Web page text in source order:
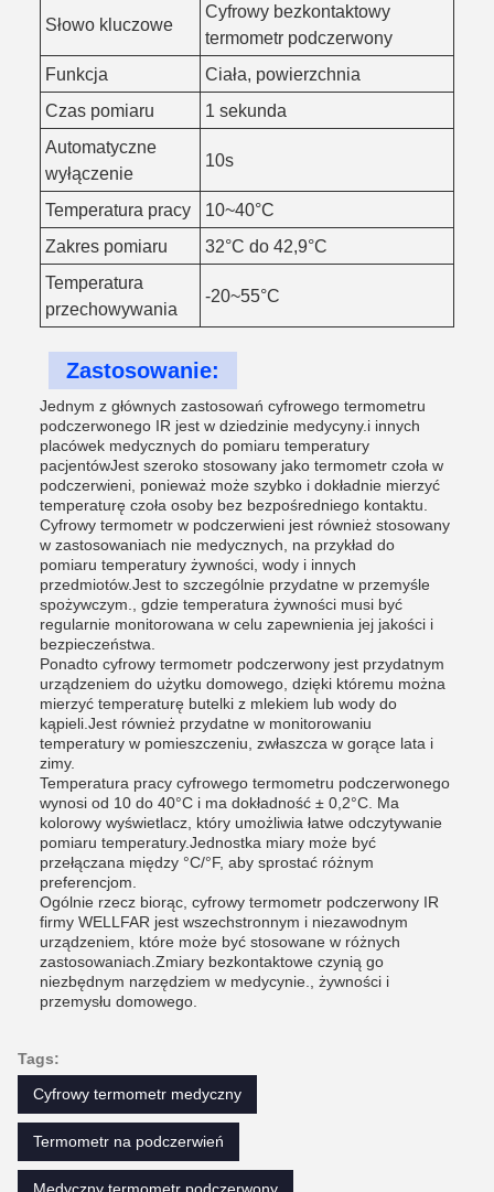
Słowo kluczowe
Cyfrowy bezkontaktowy
termometr podczerwony
Funkcja
Ciała, powierzchnia
Czas pomiaru
1 sekunda
Automatyczne
wyłączenie
10s
Temperatura pracy
10~40°C
Zakres pomiaru
32°C do 42,9°C
Temperatura
przechowywania
-20~55°C
Zastosowanie:
Jednym z głównych zastosowań cyfrowego termometru
podczerwonego IR jest w dziedzinie medycyny.i innych
placówek medycznych do pomiaru temperatury
pacjentówJest szeroko stosowany jako termometr czoła w
podczerwieni, ponieważ może szybko i dokładnie mierzyć
temperaturę czoła osoby bez bezpośredniego kontaktu.
Cyfrowy termometr w podczerwieni jest również stosowany
w zastosowaniach nie medycznych, na przykład do
pomiaru temperatury żywności, wody i innych
przedmiotów.Jest to szczególnie przydatne w przemyśle
spożywczym., gdzie temperatura żywności musi być
regularnie monitorowana w celu zapewnienia jej jakości i
bezpieczeństwa.
Ponadto cyfrowy termometr podczerwony jest przydatnym
urządzeniem do użytku domowego, dzięki któremu można
mierzyć temperaturę butelki z mlekiem lub wody do
kąpieli.Jest również przydatne w monitorowaniu
temperatury w pomieszczeniu, zwłaszcza w gorące lata i
zimy.
Temperatura pracy cyfrowego termometru podczerwonego
wynosi od 10 do 40°C i ma dokładność ± 0,2°C. Ma
kolorowy wyświetlacz, który umożliwia łatwe odczytywanie
pomiaru temperatury.Jednostka miary może być
przełączana między °C/°F, aby sprostać różnym
preferencjom.
Ogólnie rzecz biorąc, cyfrowy termometr podczerwony IR
firmy WELLFAR jest wszechstronnym i niezawodnym
urządzeniem, które może być stosowane w różnych
zastosowaniach.Zmiary bezkontaktowe czynią go
niezbędnym narzędziem w medycynie., żywności i
przemysłu domowego.
Tags:
Cyfrowy termometr medyczny
Termometr na podczerwień